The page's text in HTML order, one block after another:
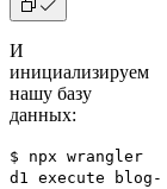
И
инициализируем
нашу базу
данных:
$ npx wrangler
d1 execute blog-